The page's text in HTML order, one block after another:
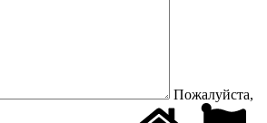
Пожалуйста,